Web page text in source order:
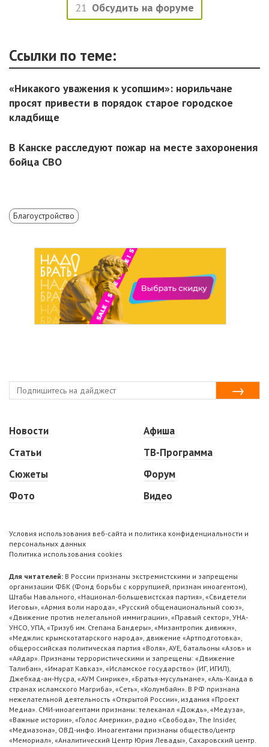
21 Обсудить на форуме
Ссылки по теме:
«Никакого уважения к усопшим»: норильчане
просят привести в порядок старое городское
кладбище
В Канске расследуют пожар на месте захоронения
бойца СВО
Благоустройство
Новости
Статьи
Сюжеты
Фото
Афиша
ТВ-Программа
Форум
Видео
Условия использования веб-сайта и политика конфиденциальности и
персональных данных
Политика использования cookies
Для читателей: В России признаны экстремистскими и запрещены
организации ФБК (Фонд борьбы с коррупцией, признан иноагентом),
Штабы Навального, «Национал-большевистская партия», «Свидетели
Иеговы», «Армия воли народа», «Русский общенациональный союз»,
«Движение против нелегальной иммиграции», «Правый сектор», УНА-
УНСО, УПА, «Тризуб им. Степана Бандеры», «Мизантропик дивижн»,
«Меджлис крымскотатарского народа», движение «Артподготовка»,
общероссийская политическая партия «Воля», АУЕ, батальоны «Азов» и
«Айдар». Признаны террористическими и запрещены: «Движение
Талибан», «Имарат Кавказ», «Исламское государство» (ИГ, ИГИЛ),
Джебхад-ан-Нусра, «АУМ Синрике», «Братья-мусульмане», «Аль-Каида в
странах исламского Магриба», «Сеть», «Колумбайн». В РФ признана
нежелательной деятельность «Открытой России», издания «Проект
Медиа». СМИ-иноагентами признаны: телеканал «Дождь», «Медуза»,
«Важные истории», «Голос Америки», радио «Свобода», The Insider,
«Медиазона», ОВД-инфо. Иноагентами признаны общество/центр
«Мемориал», «Аналитический Центр Юрия Левады», Сахаровский центр.